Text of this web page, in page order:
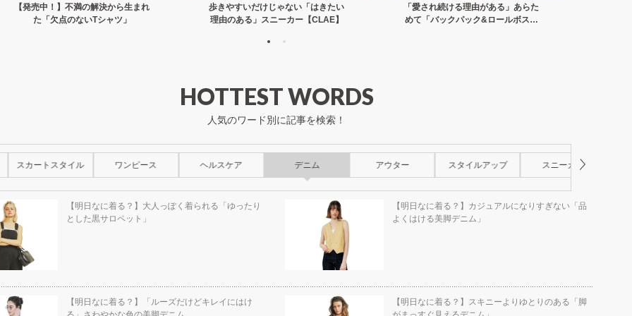
【発売中！】不満の解決から生まれ
た「欠点のないTシャツ」
歩きやすいだけじゃない「はきたい
理由のある」スニーカー【CLAE】
「愛され続ける理由がある」あらた
めて「バックパック&ロールボスト
HOTTEST WORDS
人気のワード別に記事を検索！
スカートスタイル ワンピース ヘルスケア デニム アウター スタイルアップ スニーカー
【明日なに着る？】大人っぽく着られる「ゆったり
とした黒サロペット」
【明日なに着る？】カジュアルになりすぎない「品
よくはける美脚デニム」
【明日なに着る？】「ルーズだけどキレイにはけ
【明日なに着る？】スキニーよりゆとりのある「脚